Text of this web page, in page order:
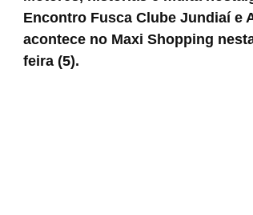
Encontro Fusca Clube Jundiaí e
acontece no Maxi Shopping
feira (5).